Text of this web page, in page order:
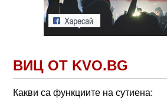
ВИЦ ОТ KVO.BG
Какви са функциите на сутиена: